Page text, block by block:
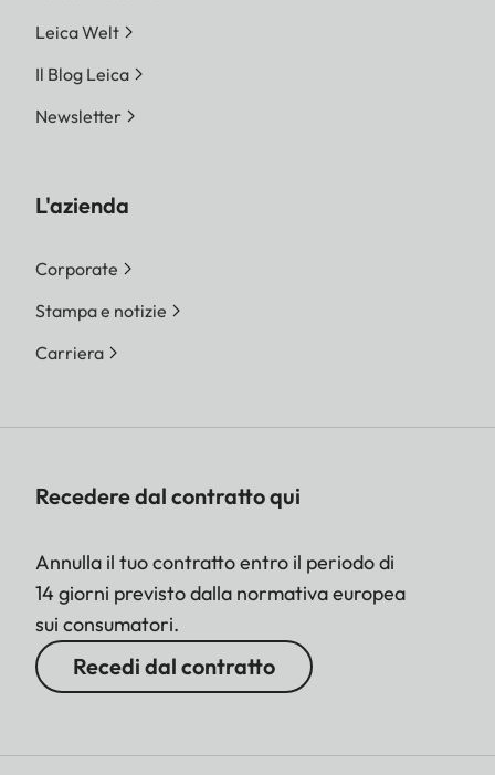
Leica Welt
Il Blog Leica
Newsletter
L'azienda
Corporate
Stampa e notizie
Carriera
Recedere dal contratto qui
Annulla il tuo contratto entro il periodo di
14 giorni previsto dalla normativa europea
sui consumatori.
Recedi dal contratto